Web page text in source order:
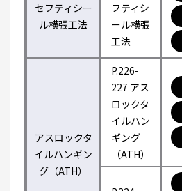
セフティシー
ル横張工法
フティシ
ール横張
工法
アスロックタ
イルハンギン
グ（ATH）
P.226-
227 アス
ロックタ
イルハン
ギング
（ATH）